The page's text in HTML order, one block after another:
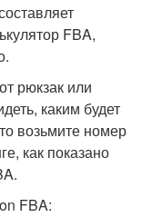
FBA,
рюкзак или
каким будет
возьмите номер
как показано
FBA: